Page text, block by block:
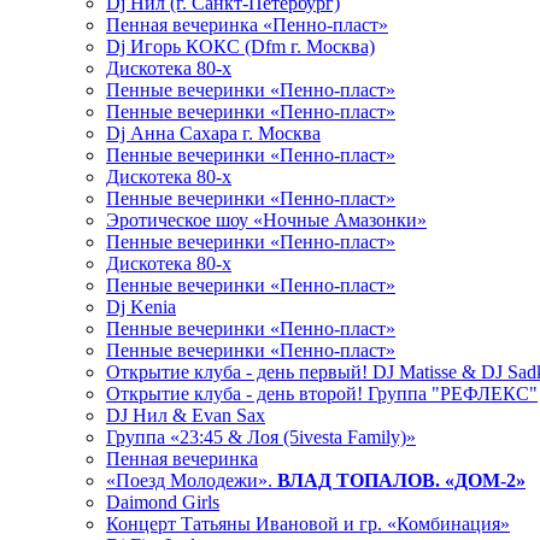
Пенная вечеринка «Пенно-пласт»
Dj Игорь КОКС (Dfm г. Москва)
Дискотека 80-х
Пенные вечеринки «Пенно-пласт»
Пенные вечеринки «Пенно-пласт»
Dj Анна Сахара г. Москва
Пенные вечеринки «Пенно-пласт»
Дискотека 80-х
Пенные вечеринки «Пенно-пласт»
Эротическое шоу «Ночные Амазонки»
Пенные вечеринки «Пенно-пласт»
Дискотека 80-х
Пенные вечеринки «Пенно-пласт»
Dj Kenia
Пенные вечеринки «Пенно-пласт»
Пенные вечеринки «Пенно-пласт»
Открытие клуба - день первый! DJ Matisse & DJ
Открытие клуба - день второй! Группа "РЕФЛЕКС"
DJ Нил & Evan Sax
Группа «23:45 & Лоя (5ivesta Family)»
Пенная вечеринка
«Поезд Молодежи». ВЛАД ТОПАЛОВ. «ДОМ-2»
Daimond Girls
Концерт Татьяны Ивановой и гр. «Комбинация»